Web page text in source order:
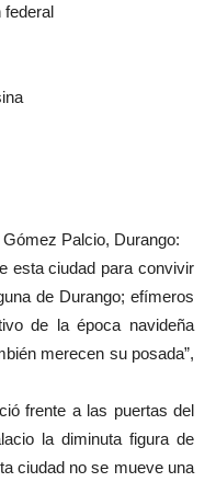
federal
Palcio, Durango:
esta ciudad para convivir
de Durango; efímeros
de la época navideña
merecen su posada”,
frente a las puertas del
la diminuta figura de
ciudad no se mueve una